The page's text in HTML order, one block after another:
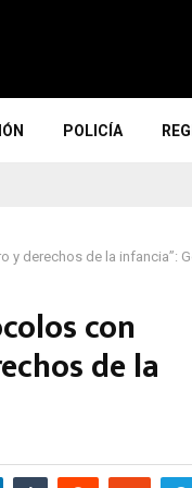
POLICÍA
derechos de la infancia”:
con
de la